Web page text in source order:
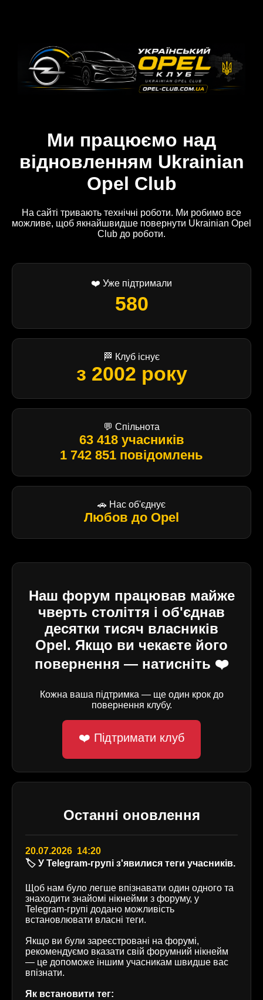
Ми працюємо над
відновленням Ukrainian
Opel Club
На сайті тривають технічні роботи. Ми робимо все
можливе, щоб якнайшвидше повернути Ukrainian Opel
Club до роботи.
❤️ Уже підтримали
580
🏁 Клуб існує
з 2002 року
💬 Спільнота
63 418 учасників
1 742 851 повідомлень
🚗 Нас об'єднує
Любов до Opel
Наш форум працював майже
чверть століття і об'єднав
десятки тисяч власників
Opel. Якщо ви чекаєте його
повернення — натисніть ❤️
Кожна ваша підтримка — ще один крок до
повернення клубу.
❤️ Підтримати клуб
Останні оновлення
20.07.2026 14:20
🏷️ У Telegram-групі з'явилися теги учасників.
Щоб нам було легше впізнавати один одного та
знаходити знайомі нікнейми з форуму, у
Telegram-групі додано можливість
встановлювати власні теги.
Якщо ви були зареєстровані на форумі,
рекомендуємо вказати свій форумний нікнейм
— це допоможе іншим учасникам швидше вас
впізнати.
Як встановити тег: